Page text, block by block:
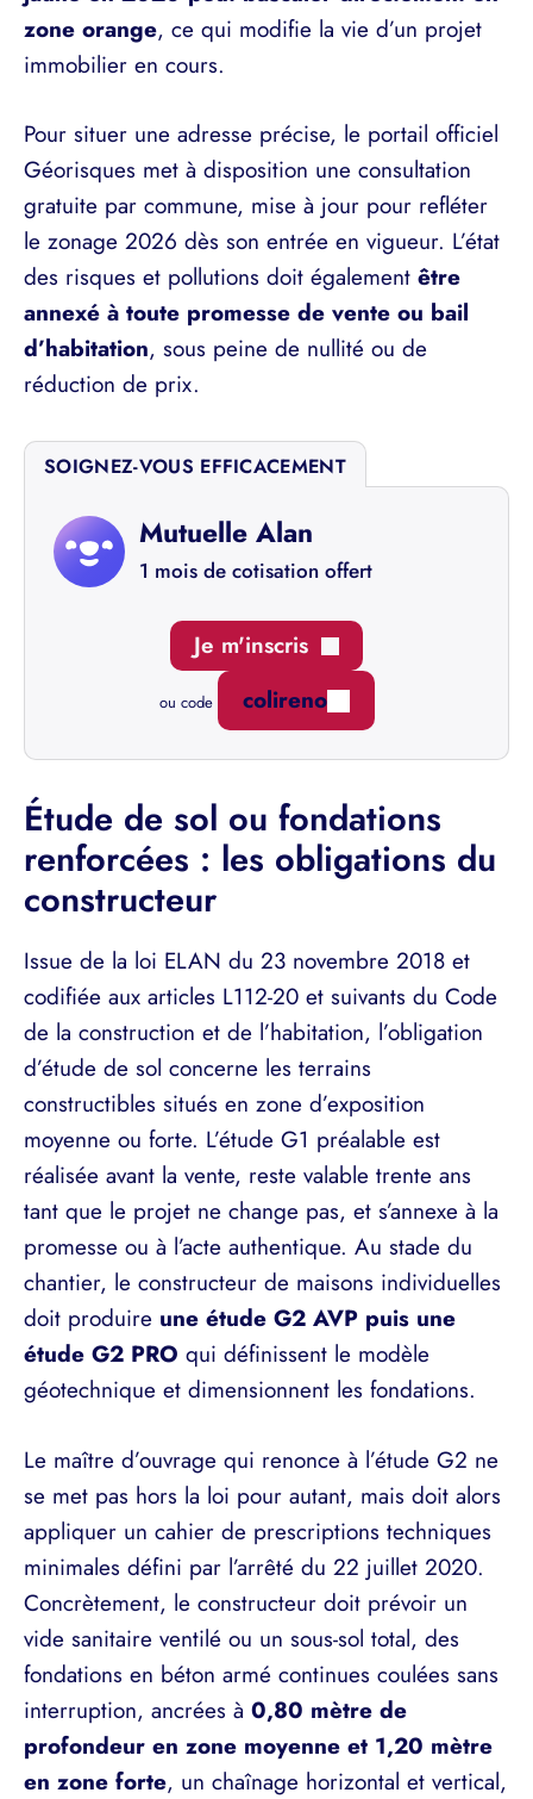
zone orange, ce qui modifie la vie d’un projet
immobilier en cours.
Pour situer une adresse précise, le portail officiel
Géorisques met à disposition une consultation
gratuite par commune, mise à jour pour refléter
le zonage 2026 dès son entrée en vigueur. L’état
des risques et pollutions doit également être
annexé à toute promesse de vente ou bail
d’habitation, sous peine de nullité ou de
réduction de prix.
SOIGNEZ-VOUS EFFICACEMENT
Mutuelle Alan
1 mois de cotisation offert
Je m'inscris
ou code colireno
Étude de sol ou fondations
renforcées : les obligations du
constructeur
Issue de la loi ELAN du 23 novembre 2018 et
codifiée aux articles L112-20 et suivants du Code
de la construction et de l’habitation, l’obligation
d’étude de sol concerne les terrains
constructibles situés en zone d’exposition
moyenne ou forte. L’étude G1 préalable est
réalisée avant la vente, reste valable trente ans
tant que le projet ne change pas, et s’annexe à la
promesse ou à l’acte authentique. Au stade du
chantier, le constructeur de maisons individuelles
doit produire une étude G2 AVP puis une
étude G2 PRO qui définissent le modèle
géotechnique et dimensionnent les fondations.
Le maître d’ouvrage qui renonce à l’étude G2 ne
se met pas hors la loi pour autant, mais doit alors
appliquer un cahier de prescriptions techniques
minimales défini par l’arrêté du 22 juillet 2020.
Concrètement, le constructeur doit prévoir un
vide sanitaire ventilé ou un sous-sol total, des
fondations en béton armé continues coulées sans
interruption, ancrées à 0,80 mètre de
profondeur en zone moyenne et 1,20 mètre
en zone forte, un chaînage horizontal et vertical,